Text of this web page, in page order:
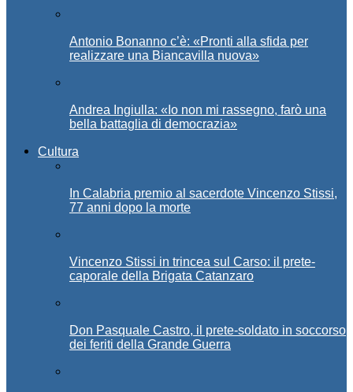
Antonio Bonanno c’è: «Pronti alla sfida per
realizzare una Biancavilla nuova»
Andrea Ingiulla: «Io non mi rassegno, farò una
bella battaglia di democrazia»
Cultura
In Calabria premio al sacerdote Vincenzo Stissi,
77 anni dopo la morte
Vincenzo Stissi in trincea sul Carso: il prete-
caporale della Brigata Catanzaro
Don Pasquale Castro, il prete-soldato in soccorso
dei feriti della Grande Guerra